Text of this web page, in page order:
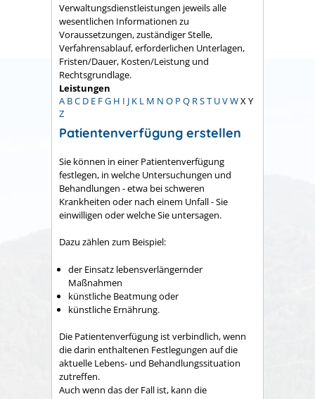
Verwaltungsdienstleistungen jeweils alle
wesentlichen Informationen zu
Voraussetzungen, zuständiger Stelle,
Verfahrensablauf, erforderlichen Unterlagen,
Fristen/Dauer, Kosten/Leistung und
Rechtsgrundlage.
Leistungen
A BC D E FG H I J K L M N O P Q RST UVWX Y
Z
Patientenverfügung erstellen
Sie können in einer Patientenverfügung
festlegen, in welche Untersuchungen und
Behandlungen - etwa bei schweren
Krankheiten oder nach einem Unfall - Sie
einwilligen oder welche Sie untersagen.
Dazu zählen zum Beispiel:
der Einsatz lebensverlängernder
Maßnahmen
künstliche Beatmung oder
künstliche Ernährung.
Die Patientenverfügung ist verbindlich, wenn
die darin enthaltenen Festlegungen auf die
aktuelle Lebens- und Behandlungssituation
zutreffen.
Auch wenn das der Fall ist, kann die